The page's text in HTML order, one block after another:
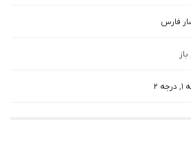
فارس
1
, درجه 2